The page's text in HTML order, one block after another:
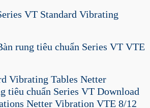
VT Standard Vibrating
rung tiêu chuẩn Series VT VTE
Vibrating Tables Netter
tiêu chuẩn Series VT Download
Netter Vibration VTE 8/12